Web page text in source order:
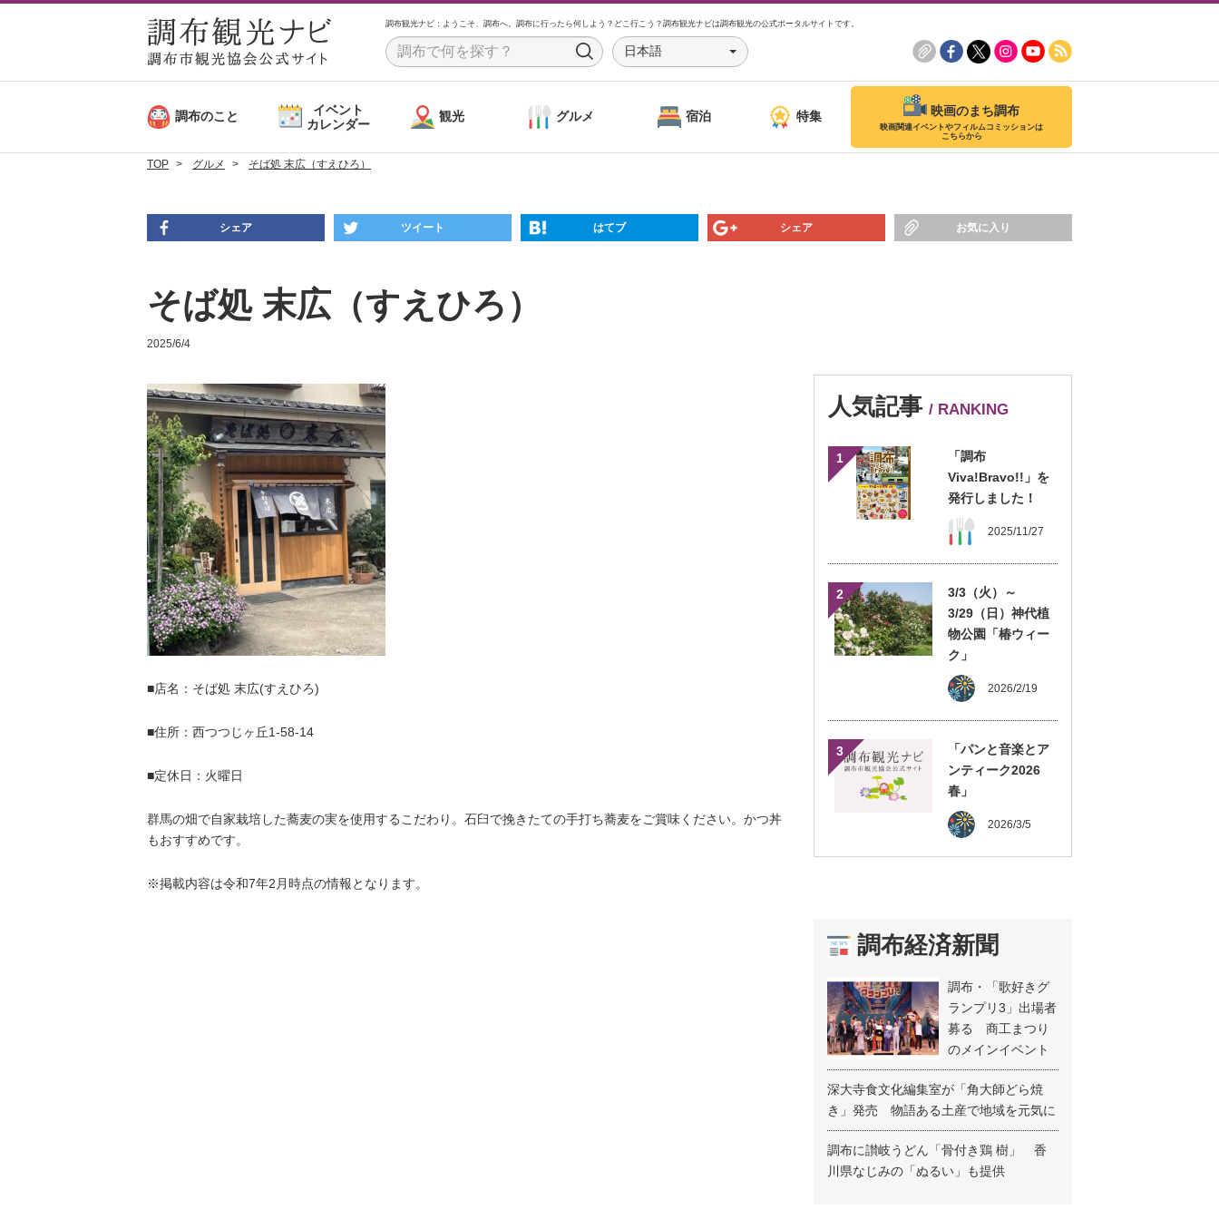
調布観光ナビ：ようこそ、調布へ。調布に行ったら何しよう？どこ行こう？調布観光ナビは調布観光の公式ポータルサイトです。
S
c
日本語
調布のこと
イベント
カレンダー
観光 グルメ 宿泊 特集 映画のまち調布
映画関連イベントやフィルムコミッションは
こちらから
TOP グルメ そば処 末広（すえひろ）
シェア ツイート はてブ シェア お気に入り
そば処 末広（すえひろ）
2025/6/4
■店名：そば処 末広(すえひろ)
■住所：西つつじヶ丘1-58-14
■定休日：火曜日
群馬の畑で自家栽培した蕎麦の実を使用するこだわり。石臼で挽きたての手打ち蕎麦をご賞味ください。かつ丼
もおすすめです。
※掲載内容は令和7年2月時点の情報となります。
人気記事 / RANKING
1
「調布
Viva!Bravo!!」を
発行しました！
2025/11/27
2
3/3（火）～
3/29（日）神代植
物公園「椿ウィー
ク」
2026/2/19
3
「パンと音楽とア
ンティーク2026
春」
2026/3/5
調布経済新聞
調布・「歌好きグ
ランプリ3」出場者
募る 商工まつり
のメインイベント
深大寺食文化編集室が「角大師どら焼
き」発売 物語ある土産で地域を元気に
調布に讃岐うどん「骨付き鶏 樹」 香
川県なじみの「ぬるい」も提供